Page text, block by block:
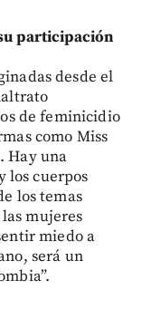
participación
desde el
de feminicidio
como Miss
Hay una
los cuerpos
los temas
mujeres
miedo a
será un